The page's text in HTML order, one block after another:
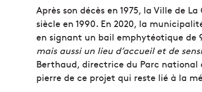
Après son décès en 1975, la Ville de
siècle en 1990. En 2020, la
en signant un bail emphytéotique de
mais aussi un lieu d’accueil et de
Berthaud, directrice du Parc national
pierre de ce projet qui reste lié à la